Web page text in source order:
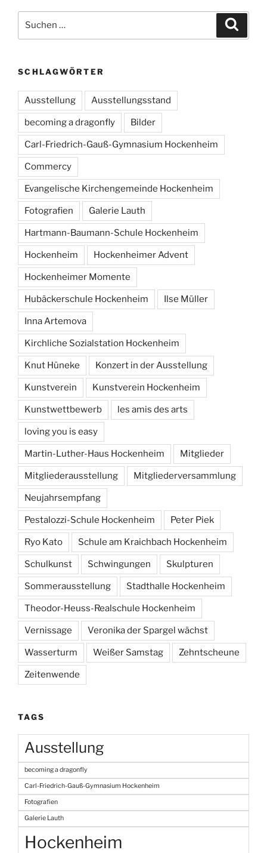
nach:
SCHLAGWÖRTER
Ausstellung Ausstellungsstand
becoming a dragonfly Bilder
Carl-Friedrich-Gauß-Gymnasium Hockenheim
Commercy
Evangelische Kirchengemeinde Hockenheim
Fotografien Galerie Lauth
Hartmann-Baumann-Schule Hockenheim
Hockenheim Hockenheimer Advent
Hockenheimer Momente
Hubäckerschule Hockenheim Ilse Müller
Inna Artemova
Kirchliche Sozialstation Hockenheim
Knut Hüneke Konzert in der Ausstellung
Kunstverein Kunstverein Hockenheim
Kunstwettbewerb les amis des arts
loving you is easy
Martin-Luther-Haus Hockenheim Mitglieder
Mitgliederausstellung Mitgliederversammlung
Neujahrsempfang
Pestalozzi-Schule Hockenheim Peter Piek
Ryo Kato Schule am Kraichbach Hockenheim
Schulkunst Schwingungen Skulpturen
Sommerausstellung Stadthalle Hockenheim
Theodor-Heuss-Realschule Hockenheim
Vernissage Veronika der Spargel wächst
Wasserturm Weißer Samstag Zehntscheune
Zeitenwende
TAGS
Ausstellung
becoming a dragonfly
Carl-Friedrich-Gauß-Gymnasium Hockenheim
Fotografien
Galerie Lauth
Hockenheim